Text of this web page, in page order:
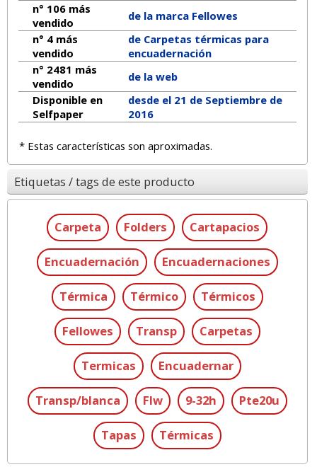
n° 106 más
vendido
de la marca Fellowes
n° 4 más
vendido
de Carpetas térmicas para
encuadernación
n° 2481 más
vendido
de la web
Disponible en
Selfpaper
desde el 21 de Septiembre de
2016
* Estas características son aproximadas.
Etiquetas / tags de este producto
Carpeta Folders Cartapacios
Encuadernación Encuadernaciones
Térmica Térmico Térmicos
Fellowes Transp Carpetas
Termicas Encuadernar
Transp/blanca Flw 9-32h Pte20u
Tapas Térmicas